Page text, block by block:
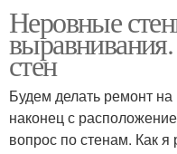
Неровные
стен
Будем делать ремонт
наконец с
вопрос по стенам. Как